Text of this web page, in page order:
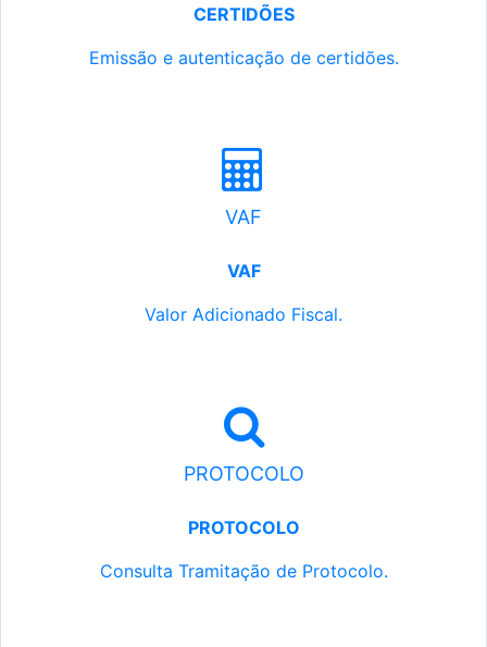
CERTIDÕES
Emissão e autenticação de certidões.
VAF
VAF
Valor Adicionado Fiscal.
PROTOCOLO
PROTOCOLO
Consulta Tramitação de Protocolo.